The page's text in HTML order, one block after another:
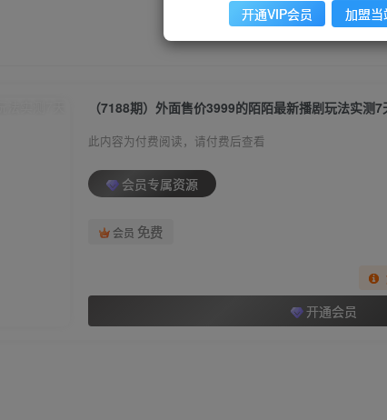
（7188期）外面售价3999的陌陌最新播剧玩法实测
此内容为付费阅读，请付费后查看
会员专属资源
会员 免费
开通会员
开通VIP会员 加盟当